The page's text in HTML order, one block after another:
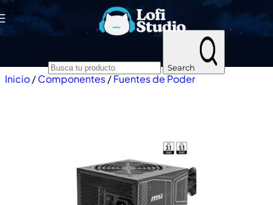
Skip to navigation Skip to main content
Search
Inicio/Componentes/Fuentes de Poder